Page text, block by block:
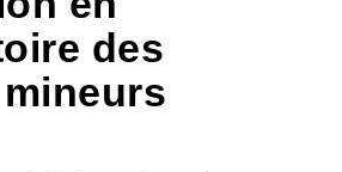
des